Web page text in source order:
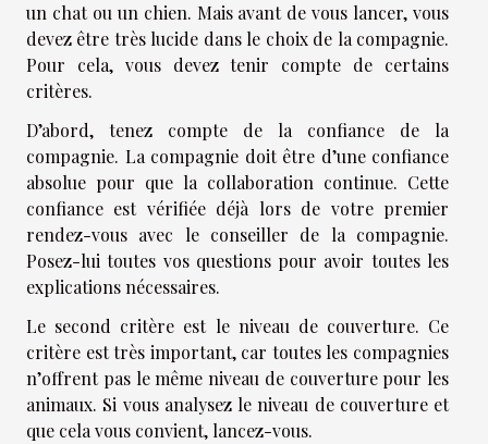
un chat ou un chien. Mais avant de vous lancer, vous
devez être très lucide dans le choix de la compagnie.
Pour cela, vous devez tenir compte de certains
critères.
D’abord, tenez compte de la confiance de la
compagnie. La compagnie doit être d’une confiance
absolue pour que la collaboration continue. Cette
confiance est vérifiée déjà lors de votre premier
rendez-vous avec le conseiller de la compagnie.
Posez-lui toutes vos questions pour avoir toutes les
explications nécessaires.
Le second critère est le niveau de couverture. Ce
critère est très important, car toutes les compagnies
n’offrent pas le même niveau de couverture pour les
animaux. Si vous analysez le niveau de couverture et
que cela vous convient, lancez-vous.